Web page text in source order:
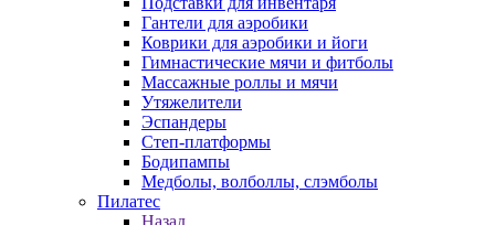
Гантели для аэробики
Коврики для аэробики и йоги
Гимнастические мячи и фитболы
Массажные роллы и мячи
Утяжелители
Эспандеры
Степ-платформы
Бодипампы
Медболы, волболлы, слэмболы
Пилатес
Назад